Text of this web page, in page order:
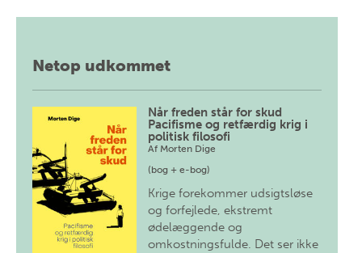
Netop udkommet
Når freden står for skud
Pacifisme og retfærdig krig i
politisk filosofi
Af Morten Dige
(bog + e-bog)
Krige forekommer udsigtsløse
og forfejlede, ekstremt
ødelæggende og
omkostningsfulde. Det ser ikke